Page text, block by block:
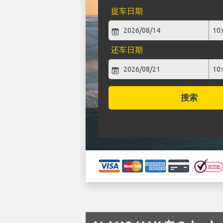
提车日期
还车日期
搜索